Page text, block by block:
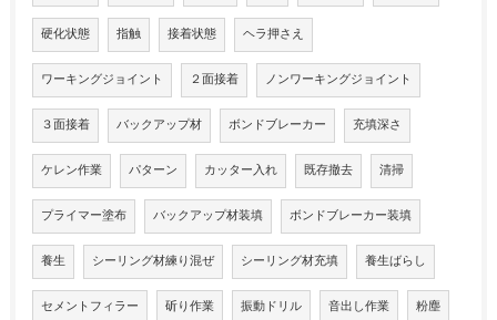
硬化状態 指触 接着状態 ヘラ押さえ
ワーキングジョイント ２面接着 ノンワーキングジョイント
３面接着 バックアップ材 ボンドブレーカー 充填深さ
ケレン作業 パターン カッター入れ 既存撤去 清掃
プライマー塗布 バックアップ材装填 ボンドブレーカー装填
養生 シーリング材練り混ぜ シーリング材充填 養生ばらし
セメントフィラー 斫り作業 振動ドリル 音出し作業 粉塵